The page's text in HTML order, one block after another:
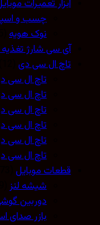
ابزار تعمیرات موبایل(9)
چسب و اسپری(3)
نوک هویه(5)
آی سی شارژ تغذیه و
تاچ ال سی دی(12)
تاچ ال سی دی
تاچ ال سی دی
تاچ ال سی دی
تاچ ال سی دی
تاچ ال سی دی
تاچ ال سی دی
قطعات موبایل(573)
شیشه لنز(259)
دوربین گوشی(11)
بازر صدای اسپیکر